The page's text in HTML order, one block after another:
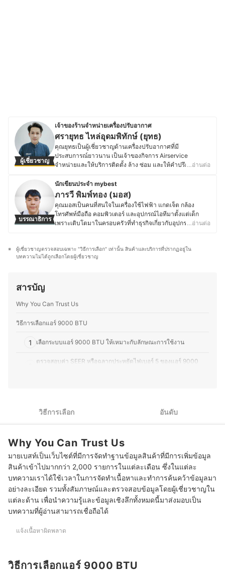
ผู้เชี่ยวชาญ
เจ้าของร้านจำหน่ายเครื่องปรับอากาศ
ศรายุทธ ไหล่อุดมพิทักษ์ (ยุทธ)
คุณยุทธเป็นผู้เชี่ยวชาญด้านเครื่องปรับอากาศที่มี
ประสบการณ์ยาวนาน เป็นเจ้าของกิจการ Airservice
จำหน่ายและให้บริการติดตั้ง ล้าง ซ่อม และให้คำปรึกษาเกี่ยว
ออนไลน์ทั้ง Facebook TikTok Instagram และ YouTube
เพื่อให้ข้อมูลและคำแนะนำที่เป็นประโยชน์ ซึ่งเส้นทางของคุณ
ยุทธเริ่มต้นจากการเติบโตมาในครอบครัวที่ประกอบธุรกิจ
เกี่ยวกับเครื่องปรับอากาศ ทำให้ได้เรียนรู้เกี่ยวกับระบบ
ทำความเย็นมาตั้งแต่เด็ก ทั้งการเลือกให้เหมาะสมกับขนาด
ห้อง ระบบทำงานที่ช่วยประหยัดพลังงาน ตลอดจนการบำรุง
ช่วยลูกค้าเลือกเครื่องปรับอากาศที่ตรงกับความต้องการ และ
แนะนำการแก้ปัญหาที่เกิดขึ้นจากการใช้งานได้อย่างถูกต้อง
พลังงานอย่างมีประสิทธิภาพ ลดค่าไฟฟ้า และสร้างความเย็น
…อ่านต่อ
บรรณาธิการ
นักเขียนประจำ mybest
ภารวี พิมพ์ทอง (มอส)
คุณมอสเป็นคนที่สนใจในเครื่องใช้ไฟฟ้า แกดเจ็ต กล้อง
โทรศัพท์มือถือ คอมพิวเตอร์ และอุปกรณ์ไอทีมาตั้งแต่เด็ก
เพราะเติบโตมาในครอบครัวที่ทำธุรกิจเกี่ยวกับอุปกรณ์
ล่าสุด หรือแนวโน้มของตลาดอุปกรณ์อิเล็กทรอนิกส์ นอกจาก
การอัปเดตข้อมูลสินค้าไอทีแล้ว คุณมอสยังชื่นชอบงานช่าง
ด้อยของสินค้าเทคโนโลยีแต่ละประเภทได้อย่างชัดเจน ทำให้
ทั้งในแง่ของการเลือกซื้อ อัปเกรด และดูแลรักษา เพื่อให้ผู้อ่าน
อย่างคุ้มค่า
…อ่านต่อ
ผู้เชี่ยวชาญตรวจสอบเฉพาะ "วิธีการเลือก" เท่านั้น สินค้าและบริการที่ปรากฏอยู่ใน
บทความไม่ได้ถูกเลือกโดยผู้เชี่ยวชาญ
สารบัญ
Why You Can Trust Us
วิธีการเลือกแอร์ 9000 BTU
1 เลือกระบบแอร์ 9000 BTU ให้เหมาะกับลักษณะการใช้งาน
ตรวจสอบค่า SEER หรือฉลากประหยัดไฟเบอร์ 5 ของแอร์ 9000
ตรวจสอบฟังก์ชันเพิ่มเติมของแอร์ 9000 BTU เพื่อการใช้งานที่
แอร์ 9000 BTU เหมาะกับห้องขนาดไหน
แอร์ 9000 BTU กินไฟกี่วัตต์
วิธีการเลือก อันดับ
Why You Can Trust Us
มายเบสท์เป็นเว็บไซต์ที่มีการจัดทำฐานข้อมูลสินค้าที่มีการเพิ่มข้อมูล
สินค้าเข้าไปมากกว่า 2,000 รายการในแต่ละเดือน ซึ่งในแต่ละ
บทความเราได้ใช้เวลาในการจัดทำเนื้อหาและทำการค้นคว้าข้อมูลมา
อย่างละเอียด รวมทั้งสัมภาษณ์และตรวจสอบข้อมูลโดยผู้เชี่ยวชาญใน
แต่ละด้าน เพื่อนำความรู้และข้อมูลเชิงลึกทั้งหมดนี้มาส่งมอบเป็น
บทความที่ผู้อ่านสามารถเชื่อถือได้
แจ้งเนื้อหาผิดพลาด
วิธีการเลือกแอร์ 9000 BTU